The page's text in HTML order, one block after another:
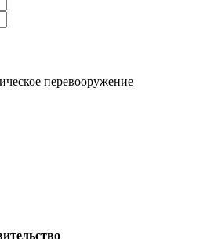
перевооружение